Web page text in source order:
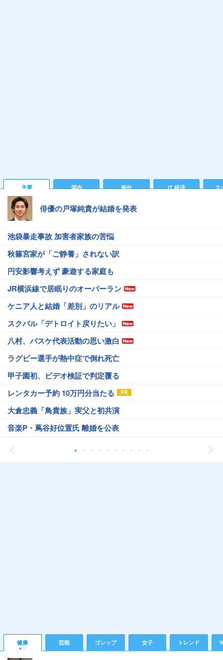
主要 国内 海外 IT 経済 ス
俳優の戸塚純貴が結婚を発表
池袋暴走事故 加害者家族の苦悩
秋篠宮家が「ご静養」されない訳
円安影響考えず 豪遊する家庭も
JR横浜線で居眠りのオーバーラン
ケニア人と結婚「差別」のリアル
スクバル「デトロイト戻りたい」
八村、バスケ代表活動の思い激白
ラグビー選手が熱中症で倒れ死亡
甲子園初、ビデオ検証で判定覆る
レンタカー予約 10万円分当たる
大倉忠義「鳥貴族」実父と初共演
音楽P・蔦谷好位置氏 離婚を公表
健康 芸能 ゴシップ 女子 トレンド